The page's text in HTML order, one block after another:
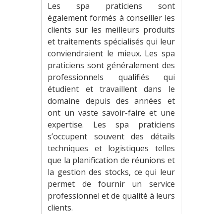
Les spa praticiens sont
également formés à conseiller les
clients sur les meilleurs produits
et traitements spécialisés qui leur
conviendraient le mieux. Les spa
praticiens sont généralement des
professionnels qualifiés qui
étudient et travaillent dans le
domaine depuis des années et
ont un vaste savoir-faire et une
expertise. Les spa praticiens
s’occupent souvent des détails
techniques et logistiques telles
que la planification de réunions et
la gestion des stocks, ce qui leur
permet de fournir un service
professionnel et de qualité à leurs
clients.